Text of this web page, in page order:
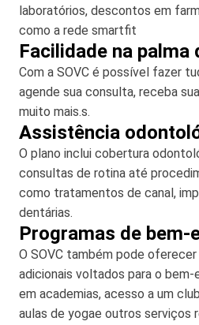
laboratórios, descontos em
como a rede smartfit
Facilidade na palma
Com a SOVC é possível fazer
agende sua consulta, receba
muito mais.s.
Assistência
O plano inclui cobertura
consultas de rotina até
como tratamentos de canal,
dentárias.
Programas de bem-
O SOVC também pode
adicionais voltados para o
em academias, acesso a um
aulas de yogae outros serviços